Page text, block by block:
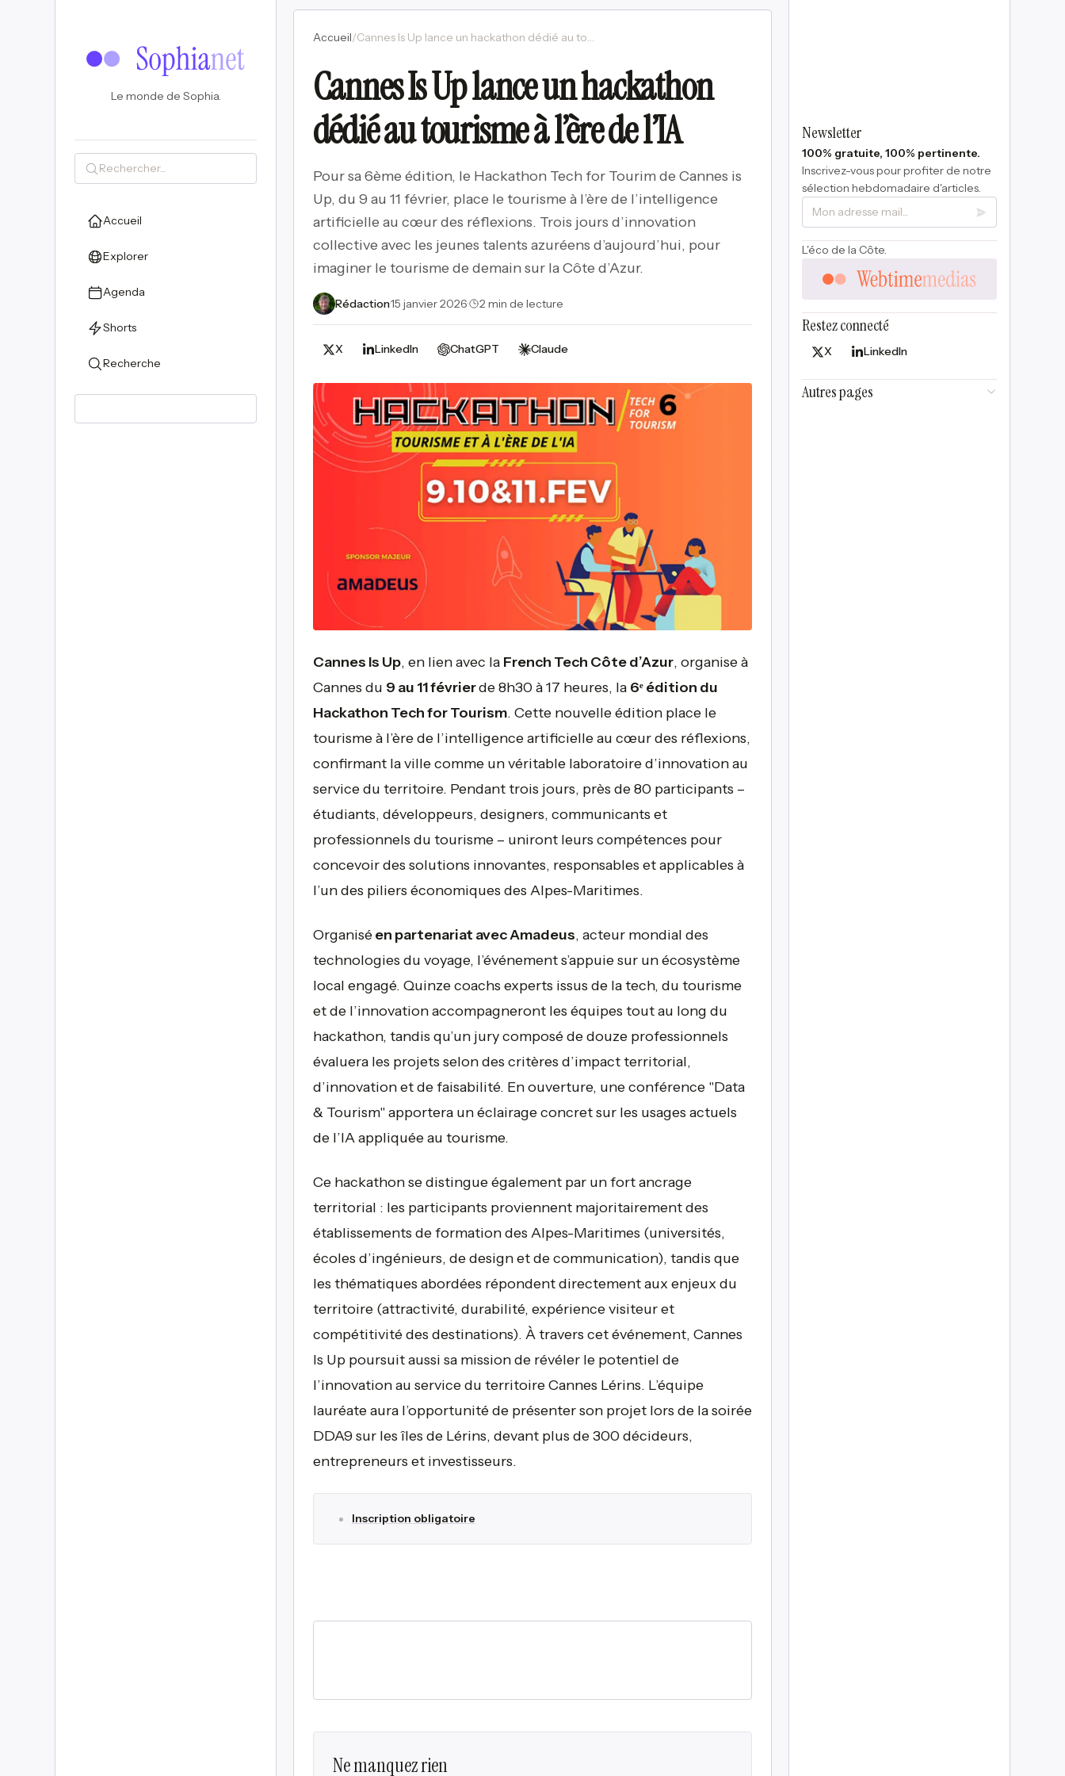
Le monde de Sophia.
Accueil
Explorer
Agenda
Shorts
Recherche
Accueil/ Cannes Is Up lance un hackathon dédié au tourisme à l’ère de l’IA
Cannes Is Up lance un hackathon
dédié au tourisme à l’ère de l’IA
Pour sa 6ème édition, le Hackathon Tech for Tourim de Cannes is
Up, du 9 au 11 février, place le tourisme à l’ère de l’intelligence
artificielle au cœur des réflexions. Trois jours d’innovation
collective avec les jeunes talents azuréens d’aujourd’hui, pour
imaginer le tourisme de demain sur la Côte d’Azur.
Rédaction·15 janvier 2026· 2 min de lecture
X LinkedIn ChatGPT Claude
Cannes Is Up, en lien avec la French Tech Côte d’Azur, organise à
Cannes du 9 au 11 févrierde 8h30 à 17 heures, la 6ᵉ édition du
Hackathon Tech for Tourism. Cette nouvelle édition place le
tourisme à l’ère de l’intelligence artificielle au cœur des réflexions,
confirmant la ville comme un véritable laboratoire d’innovation au
service du territoire. Pendant trois jours, près de 80 participants –
étudiants, développeurs, designers, communicants et
professionnels du tourisme – uniront leurs compétences pour
concevoir des solutions innovantes, responsables et applicables à
l’un des piliers économiques des Alpes-Maritimes.
Organiséen partenariat avec Amadeus, acteur mondial des
technologies du voyage, l’événement s’appuie sur un écosystème
local engagé. Quinze coachs experts issus de la tech, du tourisme
et de l’innovation accompagneront les équipes tout au long du
hackathon, tandis qu’un jury composé de douze professionnels
évaluera les projets selon des critères d’impact territorial,
d’innovation et de faisabilité. En ouverture, une conférence "Data
& Tourism" apportera un éclairage concret sur les usages actuels
de l’IA appliquée au tourisme.
Ce hackathon se distingue également par un fort ancrage
territorial : les participants proviennent majoritairement des
établissements de formation des Alpes-Maritimes (universités,
écoles d’ingénieurs, de design et de communication), tandis que
les thématiques abordées répondent directement aux enjeux du
territoire (attractivité, durabilité, expérience visiteur et
compétitivité des destinations). À travers cet événement, Cannes
Is Up poursuit aussi sa mission de révéler le potentiel de
l’innovation au service du territoire Cannes Lérins. L’équipe
lauréate aura l’opportunité de présenter son projet lors de la soirée
DDA9 sur les îles de Lérins, devant plus de 300 décideurs,
entrepreneurs et investisseurs.
Inscription obligatoire
Ne manquez rien
Newsletter
100% gratuite, 100% pertinente.
Inscrivez-vous pour profiter de notre
sélection hebdomadaire d'articles.
L'éco de la Côte.
Restez connecté
X LinkedIn
Autres pages